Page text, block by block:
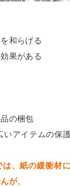
和らげる
果がある
の梱包
いアイテムの保
、紙の緩衝材
が、